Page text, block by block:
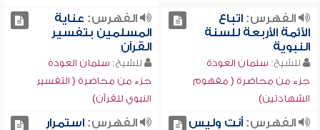
الفهرس:اتباع
الأئمة الأربعة للسنة
النبوية
للشيخ: سلمان العودة
جزء من محاضرة ( مفهوم
الشهادتين)
الفهرس: عناية
المسلمين بتفسير
القرآن
للشيخ: سلمان العودة
جزء من محاضرة ( التفسير
النبوي للقرآن)
الفهرس:أنت وليس
الفهرس:استمرار